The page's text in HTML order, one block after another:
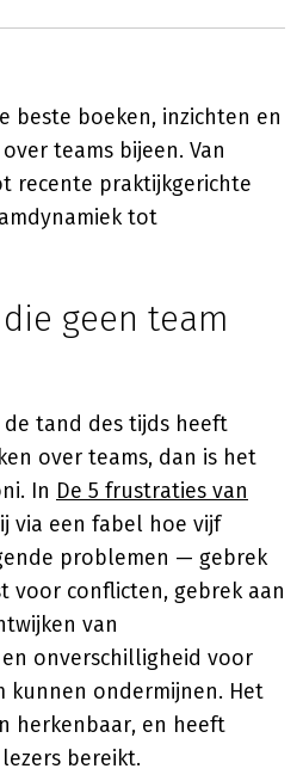
beste boeken, inzichten en
teams bijeen. Van
recente praktijkgerichte
tot
geen team
tand des tijds heeft
over teams, dan is het
. In De 5 frustraties van
via een fabel hoe vijf
problemen — gebrek
voor conflicten, gebrek aan
van
onverschilligheid voor
ondermijnen. Het
herkenbaar, en heeft
bereikt.